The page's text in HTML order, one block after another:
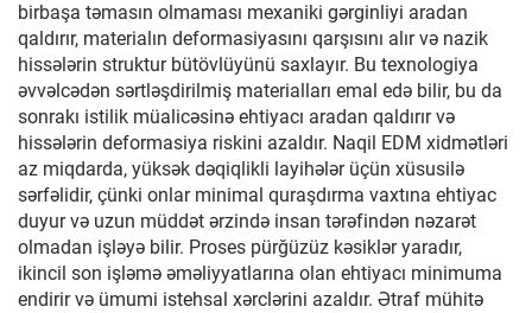
birbaşa təmasın olmaması mexaniki gərginliyi aradan
qaldırır, materialın deformasiyasını qarşısını alır və nazik
hissələrin struktur bütövlüyünü saxlayır. Bu texnologiya
əvvəlcədən sərtləşdirilmiş materialları emal edə bilir, bu da
sonrakı istilik müalicəsinə ehtiyacı aradan qaldırır və
hissələrin deformasiya riskini azaldır. Naqil EDM xidmətləri
az miqdarda, yüksək dəqiqlikli layihələr üçün xüsusilə
sərfəlidir, çünki onlar minimal quraşdırma vaxtına ehtiyac
duyur və uzun müddət ərzində insan tərəfindən nəzarət
olmadan işləyə bilir. Proses pürğüzüz kəsiklər yaradır,
ikincil son işləmə əməliyyatlarına olan ehtiyacı minimuma
endirir və ümumi istehsal xərclərini azaldır. Ətraf mühitə